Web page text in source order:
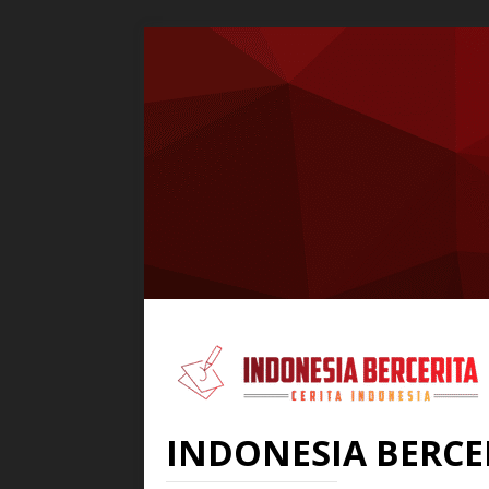
INDONESIA